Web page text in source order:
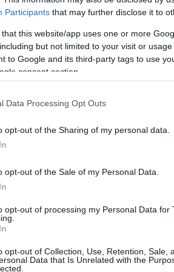
Participants that may further disclose it to
that this website/app uses one or more
but not limited to your visit or
to Google and its third-party tags to use
consent section.
Data Processing Opt Outs
opt-out of the Sharing of my personal data.
opt-out of the Sale of my Personal Data.
opt-out of processing my Personal Data for
opt-out of Collection, Use, Retention, Sale,
Data that Is Unrelated with the
da Savoy Signature, vai
Louis XIII à Madeira com um
no restaurante Nikkei, no
gastronómica limitada a 12
e harmonização de vinhos. O
drink previsto para as 20 horas.
à introdução do Louis
de eaux-de-vie da região de
à Maison Rémy Martin.